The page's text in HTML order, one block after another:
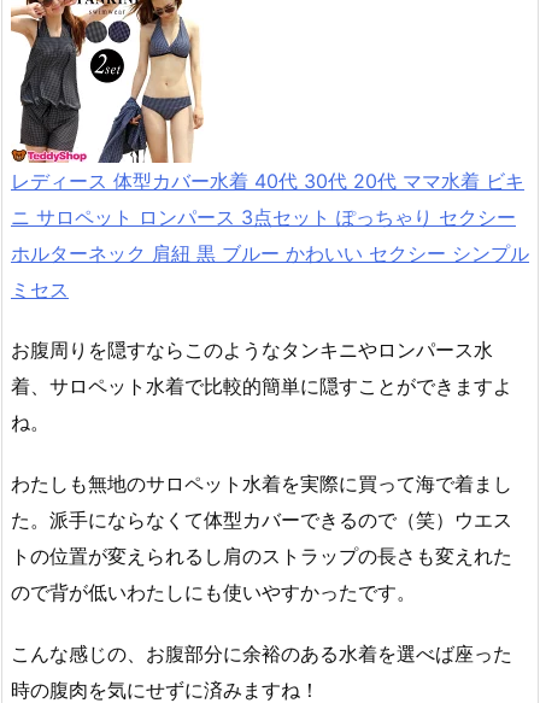
レディース 体型カバー水着 40代 30代 20代 ママ水着 ビキ
ニ サロペット ロンパース 3点セット ぽっちゃり セクシー
ホルターネック 肩紐 黒 ブルー かわいい セクシー シンプル
ミセス
お腹周りを隠すならこのようなタンキニやロンパース水
着、サロペット水着で比較的簡単に隠すことができますよ
ね。
わたしも無地のサロペット水着を実際に買って海で着まし
た。派手にならなくて体型カバーできるので（笑）ウエス
トの位置が変えられるし肩のストラップの長さも変えれた
ので背が低いわたしにも使いやすかったです。
こんな感じの、お腹部分に余裕のある水着を選べば座った
時の腹肉を気にせずに済みますね！